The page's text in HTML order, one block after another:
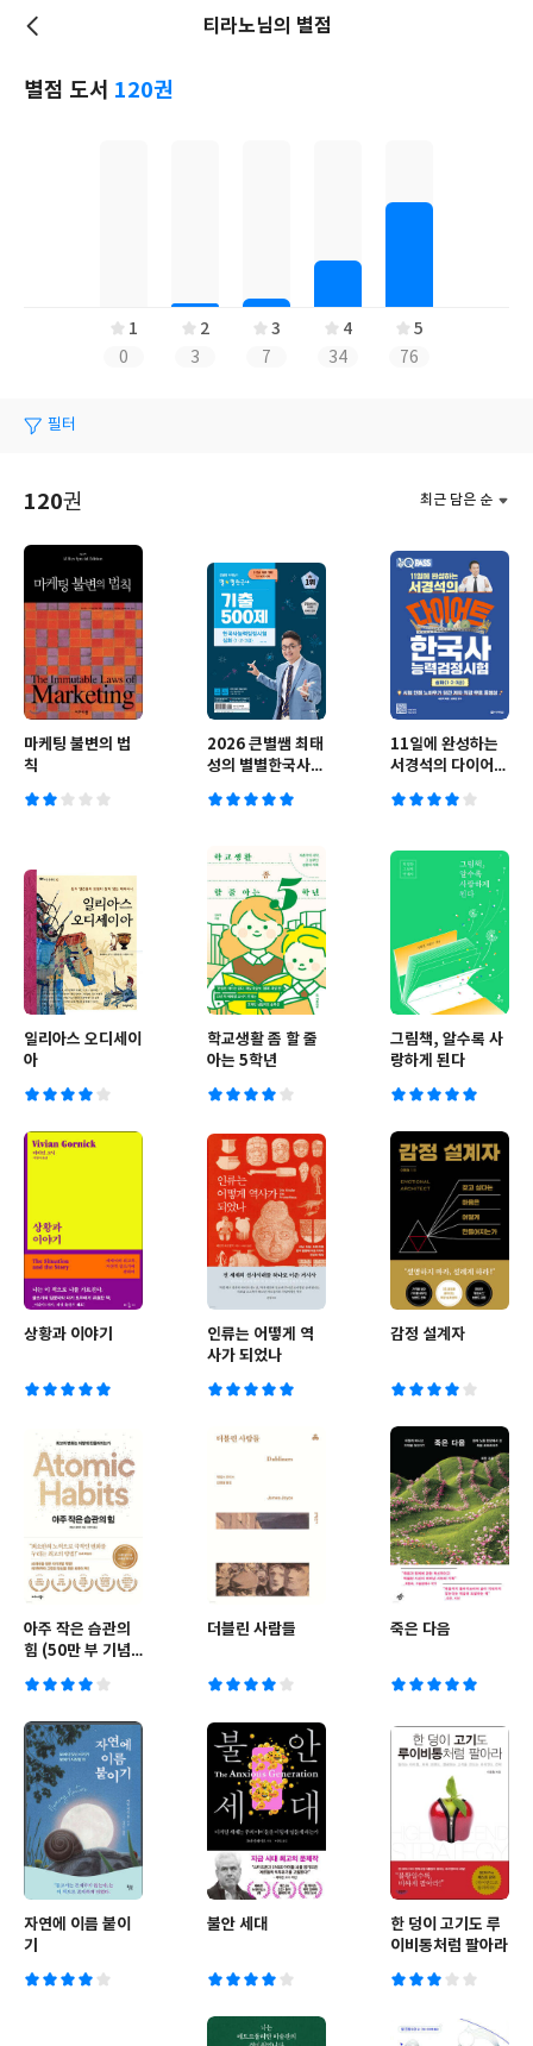
티라노님의 별점
별점 도서 120권
1
0
2
3
3
7
4
34
5
76
필터
최근 담은 순
120권
마케팅 불변의 법
칙
2026 큰별쌤 최태
성의 별별한국사
사능력검정시험 심
11일에 완성하는
서경석의 다이어트
험 심화(1·2·3급)
일리아스 오디세이
아
학교생활 좀 할 줄
아는 5학년
그림책, 알수록 사
랑하게 된다
상황과 이야기
인류는 어떻게 역
사가 되었나
감정 설계자
아주 작은 습관의
힘 (50만 부 기념
더블린 사람들 죽은 다음
자연에 이름 붙이
기
불안 세대
한 덩이 고기도 루
이비통처럼 팔아라